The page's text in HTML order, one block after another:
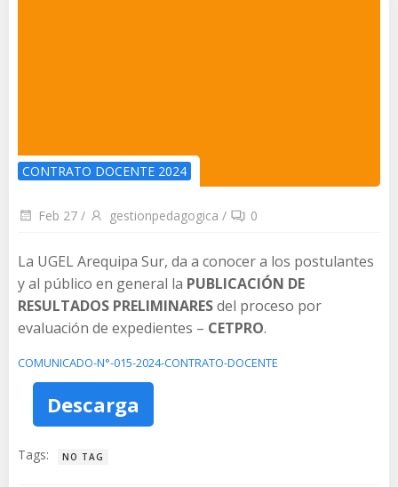
CONTRATO DOCENTE 2024
Feb 27 / gestionpedagogica / 0
La UGEL Arequipa Sur, da a conocer a los postulantes
y al público en general la PUBLICACIÓN DE
RESULTADOS PRELIMINARESdel proceso por
evaluación de expedientes – CETPRO.
COMUNICADO-N°-015-2024-CONTRATO-DOCENTE
Descarga
Tags: NO TAG